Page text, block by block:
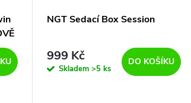
NGT Sedací Box Session
999 Kč
Skladem>5 ks
DO KOŠÍKU